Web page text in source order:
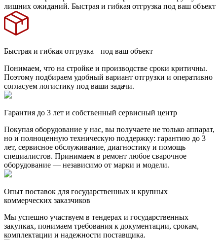
лишних ожиданий. Быстрая и гибкая отгрузка под ваш объект
Быстрая и гибкая отгрузка под ваш объект
Понимаем, что на стройке и производстве сроки критичны.
Поэтому подбираем удобный вариант отгрузки и оперативно
согласуем логистику под ваши задачи.
Гарантия до 3 лет и собственный сервисный центр
Покупая оборудование у нас, вы получаете не только аппарат,
но и полноценную техническую поддержку: гарантию до 3
лет, сервисное обслуживание, диагностику и помощь
специалистов. Принимаем в ремонт любое сварочное
оборудование — независимо от марки и модели.
Опыт поставок для государственных и крупных
коммерческих заказчиков
Мы успешно участвуем в тендерах и государственных
закупках, понимаем требования к документации, срокам,
комплектации и надежности поставщика.